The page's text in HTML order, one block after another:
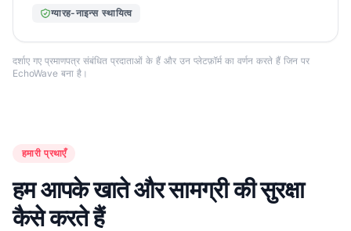
ग्यारह-नाइन्स स्थायित्व
दर्शाए गए प्रमाणपत्र संबंधित प्रदाताओं के हैं और उन प्लेटफ़ॉर्म का वर्णन करते हैं जिन पर
EchoWave बना है।
हमारी प्रथाएँ
हम आपके खाते और सामग्री की सुरक्षा
कैसे करते हैं